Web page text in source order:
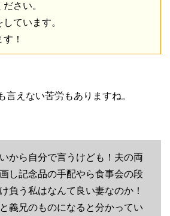
さい。
ています。
！
言えない苦労もありますね。
から自分で言うけども！夫の両
し記念品の手配やら食事会の段
負う私はなんて良い妻なのか！
義兄のものになると分かってい